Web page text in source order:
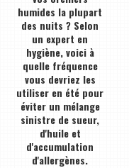
humides la plupart
des nuits ? Selon
un expert en
hygiène, voici à
quelle fréquence
vous devriez les
utiliser en été pour
éviter un mélange
sinistre de sueur,
d'huile et
d'accumulation
d'allergènes.